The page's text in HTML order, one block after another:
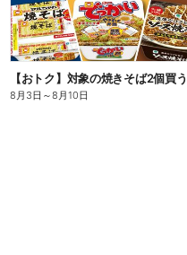
8月3日 ～8月10日